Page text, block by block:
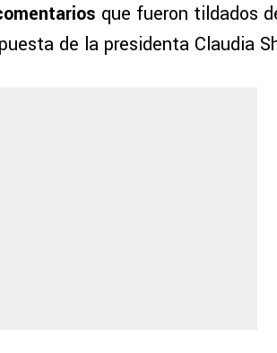
que fueron tildados
de la presidenta Claudia